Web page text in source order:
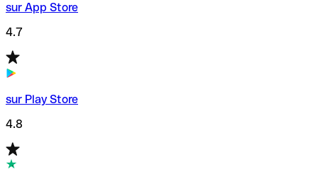
sur App Store
4.7
sur Play Store
4.8